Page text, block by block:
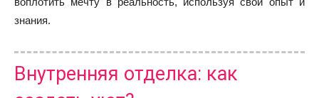
знания.
Внутренняя отделка: как